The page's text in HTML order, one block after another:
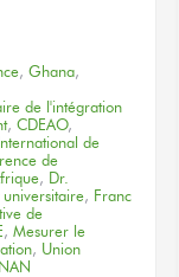
, Ghana,
de l'intégration
, CDEAO,
de
de
, Dr.
universitaire, Franc
de
, Mesurer le
, Union